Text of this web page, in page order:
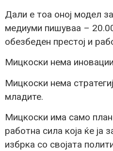
Дали е тоа оној модел
медиуми пишуваа –
обезбеден престој и
Мицкоски нема
Мицкоски нема
младите.
Мицкоски има само
работна сила која ќе ја
избрка со својата